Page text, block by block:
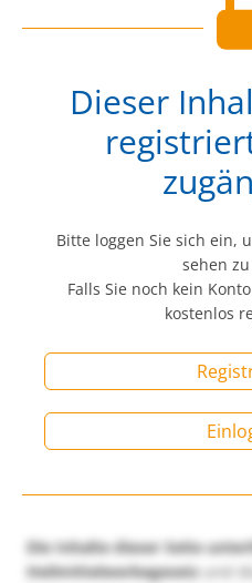
Dieser
Bitte loggen Sie sich ein,
sehen
Falls Sie noch kein
kostenlos
Die Inhalte dieser Seite
Heilmittelwerbegesetzund